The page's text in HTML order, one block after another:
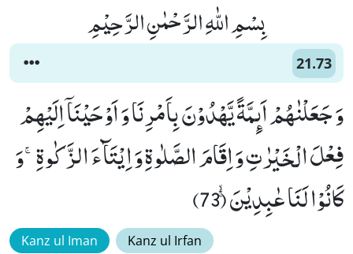
بِسْمِ اللّٰهِ الرَّحْمٰنِ الرَّحِیْمِ
21.73
وَ جَعَلْنٰهُمْ اَىٕمَّةً یَّهْدُوْنَ بِاَمْرِنَا وَ اَوْحَیْنَاۤ اِلَیْهِمْ
فِعْلَ الْخَیْرٰتِ وَ اِقَامَ الصَّلٰوةِ وَ اِیْتَآءَ الزَّكٰوةِۚ-وَ
كَانُوْا لَنَا عٰبِدِیْنَۚۙ (73)
Kanz ul Iman Kanz ul Irfan